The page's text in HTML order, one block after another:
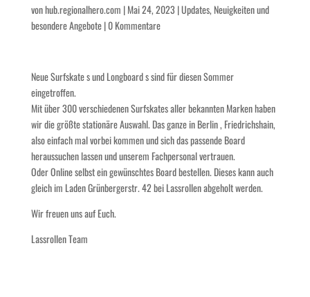
vonhub.regionalhero.com |Mai 24, 2023 |Updates, Neuigkeiten und
besondere Angebote|0 Kommentare
Neue Surfskate s und Longboard s sind für diesen Sommer
eingetroffen.
Mit über 300 verschiedenen Surfskates aller bekannten Marken haben
wir die größte stationäre Auswahl. Das ganze in Berlin , Friedrichshain,
also einfach mal vorbei kommen und sich das passende Board
heraussuchen lassen und unserem Fachpersonal vertrauen.
Oder Online selbst ein gewünschtes Board bestellen. Dieses kann auch
gleich im Laden Grünbergerstr. 42 bei Lassrollen abgeholt werden.
Wir freuen uns auf Euch.
Lassrollen Team